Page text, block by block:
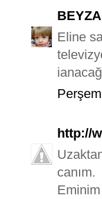
BEYZA
Eline
http://
canım.